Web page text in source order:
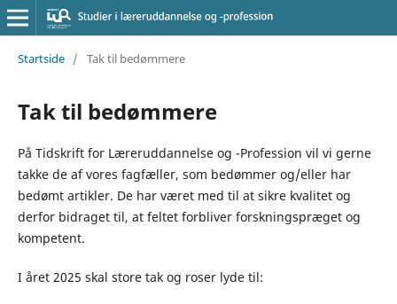
Startside / Tak til bedømmere
Tak til bedømmere
På Tidskrift for Læreruddannelse og -Profession vil vi gerne
takke de af vores fagfæller, som bedømmer og/eller har
bedømt artikler. De har været med til at sikre kvalitet og
derfor bidraget til, at feltet forbliver forskningspræget og
kompetent.
I året 2025 skal store tak og roser lyde til: